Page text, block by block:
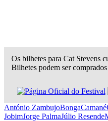
Os bilhetes para Cat Stevens
Bilhetes podem ser comprados
António ZambujoBongaCamané
JobimJorge PalmaJúlio Resende